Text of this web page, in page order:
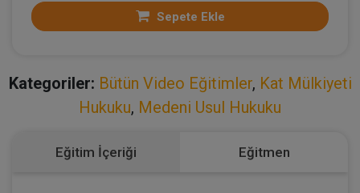
Sepete Ekle
Kategoriler: Bütün Video Eğitimler, Kat Mülkiyeti
Hukuku, Medeni Usul Hukuku
Eğitim İçeriği Eğitmen